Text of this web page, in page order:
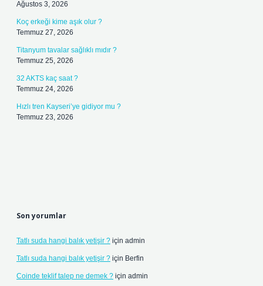
Ağustos 3, 2026
Koç erkeği kime aşık olur ?
Temmuz 27, 2026
Titanyum tavalar sağlıklı mıdır ?
Temmuz 25, 2026
32 AKTS kaç saat ?
Temmuz 24, 2026
Hızlı tren Kayseri’ye gidiyor mu ?
Temmuz 23, 2026
Son yorumlar
Tatlı suda hangi balık yetişir ? için admin
Tatlı suda hangi balık yetişir ? için Berfin
Coinde teklif talep ne demek ? için admin